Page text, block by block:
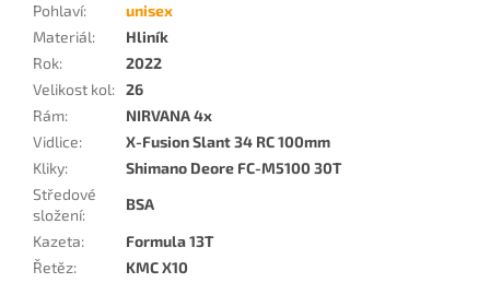
Pohlaví:
unisex
Materiál:
Hliník
Rok:
2022
Velikost kol: 26
Rám:
NIRVANA 4x
Vidlice:
X-Fusion Slant 34 RC 100mm
Kliky:
Shimano Deore FC-M5100 30T
Středové
složení:
BSA
Kazeta:
Formula 13T
Řetěz:
KMC X10